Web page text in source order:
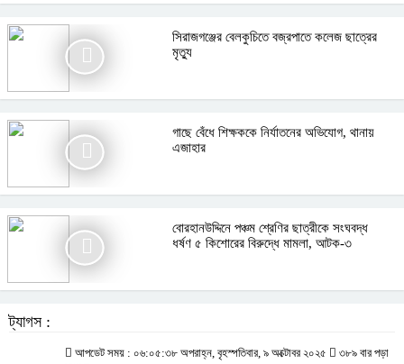
সিরাজগঞ্জের বেলকুচিতে বজ্রপাতে কলেজ ছাত্রের
মৃত্যু
গাছে বেঁধে শিক্ষককে নির্যাতনের অভিযোগ, থানায়
এজাহার
বোরহানউদ্দিনে পঞ্চম শ্রেণির ছাত্রীকে সংঘবদ্ধ
ধর্ষণ ৫ কিশোরের বিরুদ্ধে মামলা, আটক-৩
ট্যাগস :
আপডেট সময় : ০৬:০৫:৩৮ অপরাহ্ন, বৃহস্পতিবার, ৯ অক্টোবর ২০২৫
৩৮৯ বার পড়া